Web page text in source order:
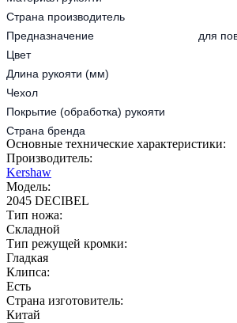
Страна производитель
Предназначение
для
Цвет
Длина рукояти (мм)
Чехол
Покрытие (обработка) рукояти
Страна бренда
Основные технические характеристики:
Производитель:
Kershaw
Модель:
2045 DECIBEL
Тип ножа:
Складной
Тип режущей кромки:
Гладкая
Клипса:
Есть
Страна изготовитель:
Китай